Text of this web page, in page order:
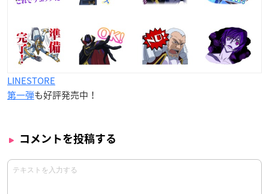
LINESTORE
第一弾も好評発売中！
コメントを投稿する